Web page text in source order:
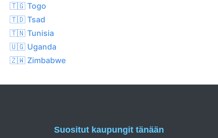
🇹🇬 Togo
🇹🇩 Tsad
🇹🇳 Tunisia
🇺🇬 Uganda
🇿🇼 Zimbabwe
Suositut kaupungit tänään